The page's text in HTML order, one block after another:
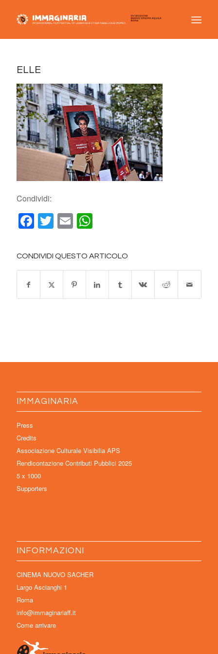
ELLE
Condividi:
Facebook
Twitter
EmailWhatsApp
CONDIVIDI QUESTO ARTICOLO
IMMAGINARIA
Press
Credits
Associazione Culturale Visibilia APS
Rendicontazione Contributi Pubblici 2025
5 x 1000
Supporters
INFORMAZIONI
CINEMA NUOVO SACHER
Largo Ascianghi 1
Roma
info@immaginariaff.it
Come arrivare